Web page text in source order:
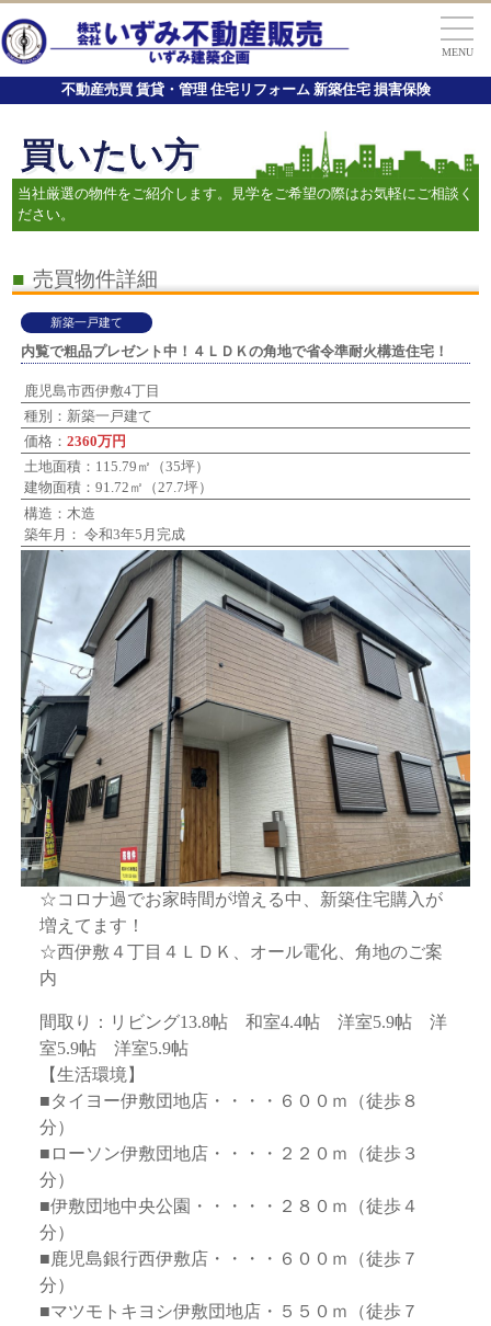
MENU
不動産売買 賃貸・管理 住宅リフォーム 新築住宅 損害保険
買いたい方
当社厳選の物件をご紹介します。見学をご希望の際はお気軽にご相談く
ださい。
■ 売買物件詳細
新築一戸建て
内覧で粗品プレゼント中！４ＬＤＫの角地で省令準耐火構造住宅！
鹿児島市西伊敷4丁目
種別：新築一戸建て
価格：2360万円
土地面積：115.79㎡（35坪）
建物面積：91.72㎡（27.7坪）
構造：木造
築年月： 令和3年5月完成
☆コロナ過でお家時間が増える中、新築住宅購入が
増えてます！
☆西伊敷４丁目４ＬＤＫ、オール電化、角地のご案
内
間取り：リビング13.8帖 和室4.4帖 洋室5.9帖 洋
室5.9帖 洋室5.9帖
【生活環境】
■タイヨー伊敷団地店・・・・６００ｍ（徒歩８
分）
■ローソン伊敷団地店・・・・２２０ｍ（徒歩３
分）
■伊敷団地中央公園・・・・・２８０ｍ（徒歩４
分）
■鹿児島銀行西伊敷店・・・・６００ｍ（徒歩７
分）
■マツモトキヨシ伊敷団地店・５５０ｍ（徒歩７